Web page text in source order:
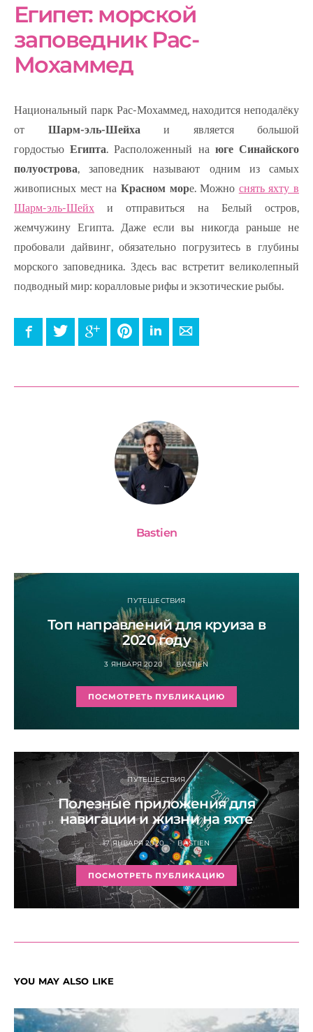
Египет: морской
заповедник Рас-
Мохаммед
Национальный парк Рас-Мохаммед, находится неподалёку
от Шарм-эль-Шейха и является большой
гордостьюЕгипта. Расположенный на юге Синайского
полуострова, заповедник называют одним из самых
живописных мест на Красном море. Можно снять яхту в
Шарм-эль-Шейх и отправиться на Белый остров,
жемчужину Египта. Даже если вы никогда раньше не
пробовали дайвинг, обязательно погрузитесь в глубины
морского заповедника. Здесь вас встретит великолепный
подводный мир: коралловые рифы и экзотические рыбы.
FacebookTwitter Google+ PinterestLinkedInE-mail
Bastien
ПУТЕШЕСТВИЯ
Топ направлений для круиза в
2020 году
3 ЯНВАРЯ 2020 BASTIEN
ПОСМОТРЕТЬ ПУБЛИКАЦИЮ
ПУТЕШЕСТВИЯ
Полезные приложения для
навигации и жизни на яхте
17 ЯНВАРЯ 2020 BASTIEN
ПОСМОТРЕТЬ ПУБЛИКАЦИЮ
YOU MAY ALSO LIKE